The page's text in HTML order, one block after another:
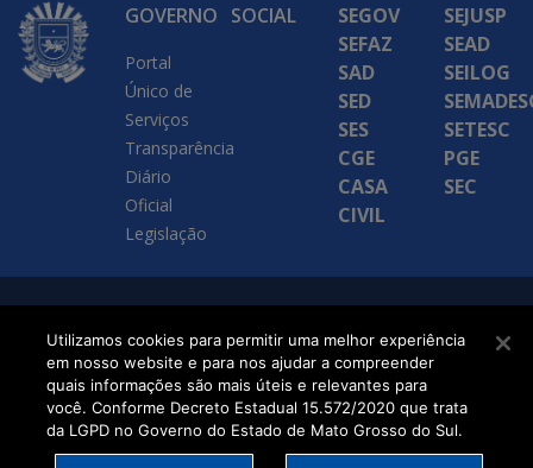
GOVERNO
Portal
Único de
Serviços
Transparência
Diário
Oficial
Legislação
SOCIAL
SEGOV
SEFAZ
SAD
SED
SES
CGE
CASA
CIVIL
SEJUSP
SEAD
SEILOG
SETESC
PGE
SEC
Executiva de
Transformação Digital
Utilizamos cookies para permitir uma melhor experiência
em nosso website e para nos ajudar a compreender
quais informações são mais úteis e relevantes para
você. Conforme Decreto Estadual 15.572/2020 que trata
da LGPD no Governo do Estado de Mato Grosso do Sul.